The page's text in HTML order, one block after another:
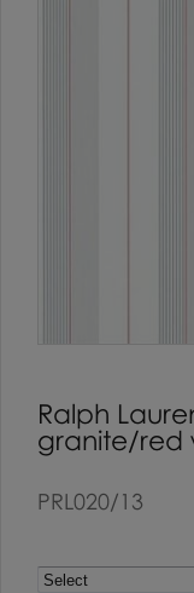
Ralph
granite/red
PRL020/13